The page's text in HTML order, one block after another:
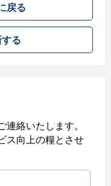
戻る
る
絡いたします。
ス向上の糧とさせ